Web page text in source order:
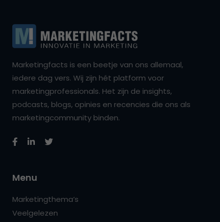
Marketingfacts is een beetje van ons allemaal,
iedere dag vers. Wij zijn hét platform voor
marketingprofessionals. Het zijn de insights,
podcasts, blogs, opinies en recencies die ons als
marketingcommunity binden.
Menu
Marketingthema’s
Veelgelezen